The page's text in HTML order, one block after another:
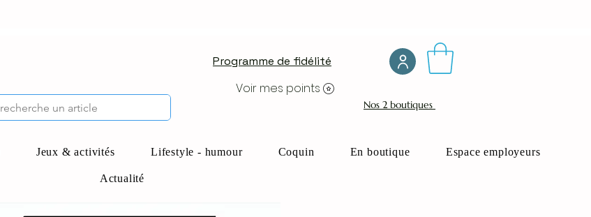
Programme de fidélité
Voir mes points
Nos 2 boutiques
Jeux & activités Lifestyle - humour Coquin En boutique Espace employeurs
Actualité